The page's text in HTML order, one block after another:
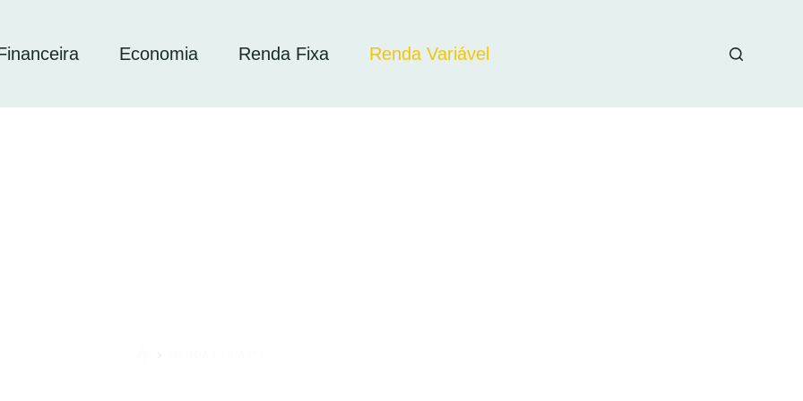
Economia Renda Fixa Renda Variável
INÍCIO